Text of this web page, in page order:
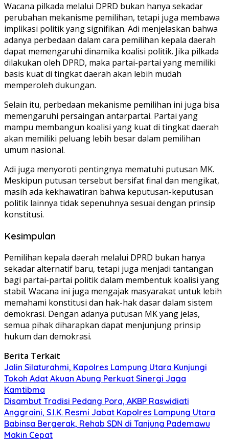
Wacana pilkada melalui DPRD bukan hanya sekadar
perubahan mekanisme pemilihan, tetapi juga membawa
implikasi politik yang signifikan. Adi menjelaskan bahwa
adanya perbedaan dalam cara pemilihan kepala daerah
dapat memengaruhi dinamika koalisi politik. Jika pilkada
dilakukan oleh DPRD, maka partai-partai yang memiliki
basis kuat di tingkat daerah akan lebih mudah
memperoleh dukungan.
Selain itu, perbedaan mekanisme pemilihan ini juga bisa
memengaruhi persaingan antarpartai. Partai yang
mampu membangun koalisi yang kuat di tingkat daerah
akan memiliki peluang lebih besar dalam pemilihan
umum nasional.
Adi juga menyoroti pentingnya mematuhi putusan MK.
Meskipun putusan tersebut bersifat final dan mengikat,
masih ada kekhawatiran bahwa keputusan-keputusan
politik lainnya tidak sepenuhnya sesuai dengan prinsip
konstitusi.
Kesimpulan
Pemilihan kepala daerah melalui DPRD bukan hanya
sekadar alternatif baru, tetapi juga menjadi tantangan
bagi partai-partai politik dalam membentuk koalisi yang
stabil. Wacana ini juga mengajak masyarakat untuk lebih
memahami konstitusi dan hak-hak dasar dalam sistem
demokrasi. Dengan adanya putusan MK yang jelas,
semua pihak diharapkan dapat menjunjung prinsip
hukum dan demokrasi.
Berita Terkait
Jalin Silaturahmi, Kapolres Lampung Utara Kunjungi
Tokoh Adat Akuan Abung Perkuat Sinergi Jaga
Kamtibma
Disambut Tradisi Pedang Pora, AKBP Raswidiati
Anggraini, S.I.K. Resmi Jabat Kapolres Lampung Utara
Babinsa Bergerak, Rehab SDN di Tanjung Pademawu
Makin Cepat